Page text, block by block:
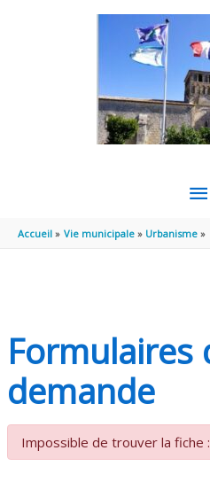
Accueil Vie municipale Urbanisme
Formulaires
demande
Impossible de trouver la fiche